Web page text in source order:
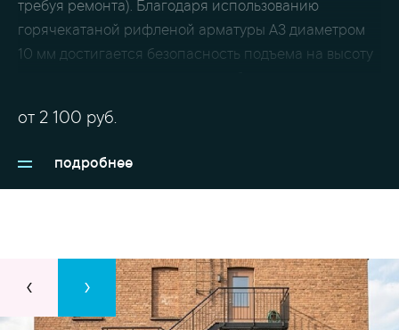
требуя ремонта). Благодаря использованию
горячекатаной рифленой арматуры А3 диаметром
10 мм достигается безопасность подъема на высоту
опорных балок выполняет уголок 45х45х4 мм.
от 2 100 руб.
подробнее
‹ ›